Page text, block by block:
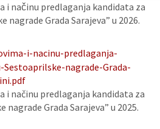
i načinu predlaganja kandidata za
nagrade Grada Sarajeva” u 2026.
i-nacinu-predlaganja-
nagrade-Grada-
i načinu predlaganja kandidata za
Grada Sarajeva” u 2025.